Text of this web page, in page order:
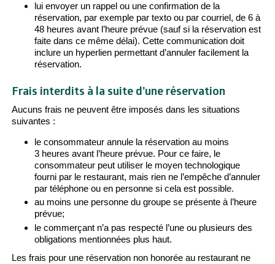
lui envoyer un rappel ou une confirmation de la
réservation, par exemple par texto ou par courriel, de 6 à
48 heures avant l’heure prévue (sauf si la réservation est
faite dans ce même délai). Cette communication doit
inclure un hyperlien permettant d’annuler facilement la
réservation.
Frais interdits à la suite d’une réservation
Aucuns frais ne peuvent être imposés dans les situations
suivantes :
le consommateur annule la réservation au moins
3 heures avant l’heure prévue. Pour ce faire, le
consommateur peut utiliser le moyen technologique
fourni par le restaurant, mais rien ne l’empêche d’annuler
par téléphone ou en personne si cela est possible.
au moins une personne du groupe se présente à l’heure
prévue;
le commerçant n’a pas respecté l’une ou plusieurs des
obligations mentionnées plus haut.
Les frais pour une réservation non honorée au restaurant ne